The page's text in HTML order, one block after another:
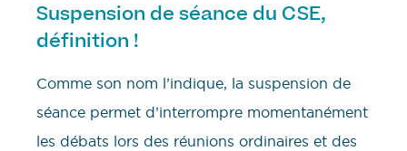
Suspension de séance du CSE,
définition !
Comme son nom l’indique, la suspension de
séance permet d’interrompre momentanément
les débats lors des réunions ordinaires et des